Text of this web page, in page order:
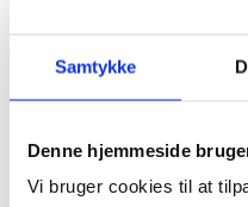
Samtykke
Denne hjemmeside
Vi bruger cookies til at
i klassiske Search-
de gode leads.
Formularspam og